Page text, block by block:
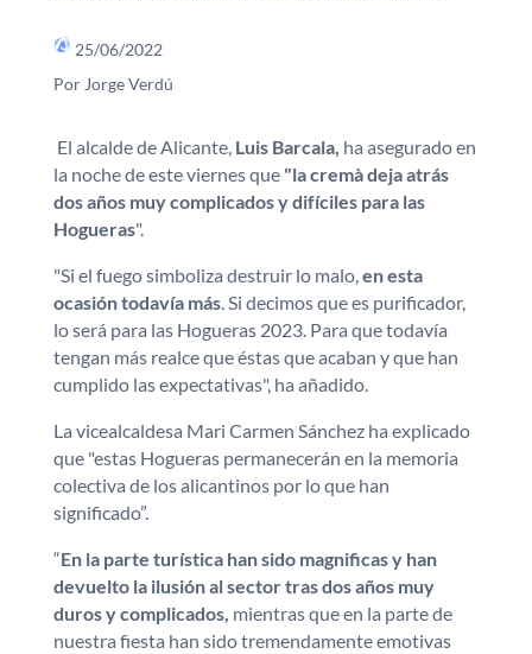
25/06/2022
Por Jorge Verdú
El alcalde de Alicante, Luis Barcala, ha asegurado en
la noche de este viernes que "la cremà deja atrás
dos años muy complicados y difíciles para las
Hogueras".
"Si el fuego simboliza destruir lo malo, en esta
ocasión todavía más. Si decimos que es purificador,
lo será para las Hogueras 2023. Para que todavía
tengan más realce que éstas que acaban y que han
cumplido las expectativas", ha añadido.
La vicealcaldesa Mari Carmen Sánchez ha explicado
que "estas Hogueras permanecerán en la memoria
colectiva de los alicantinos por lo que han
significado”.
“En la parte turística han sido magnificas y han
devuelto la ilusión al sector tras dos años muy
duros y complicados, mientras que en la parte de
nuestra fiesta han sido tremendamente emotivas